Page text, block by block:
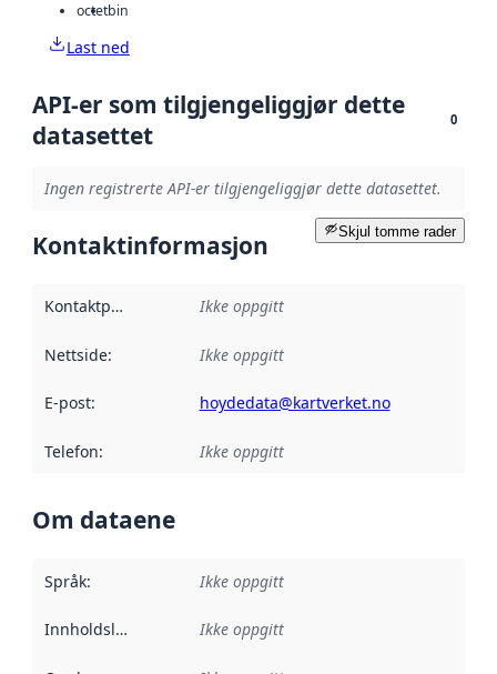
octetbin
Last ned
API-er som tilgjengeliggjør dette
datasettet
0
Ingen registrerte API-er tilgjengeliggjør dette datasettet.
Skjul tomme rader
Kontaktinformasjon
Kontaktpunkt Ikke oppgitt
Nettside: Ikke oppgitt
E-post: hoydedata@kartverket.no
Telefon: Ikke oppgitt
Om dataene
Språk: Ikke oppgitt
Innholdsleverandører :
Ikke oppgitt